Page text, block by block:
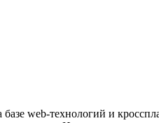
web-технологий и